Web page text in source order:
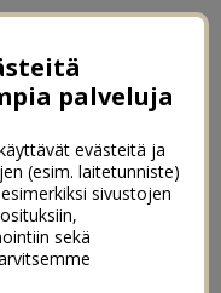
palveluja
evästeitä ja
(esim. laitetunniste)
sivustojen
sekä